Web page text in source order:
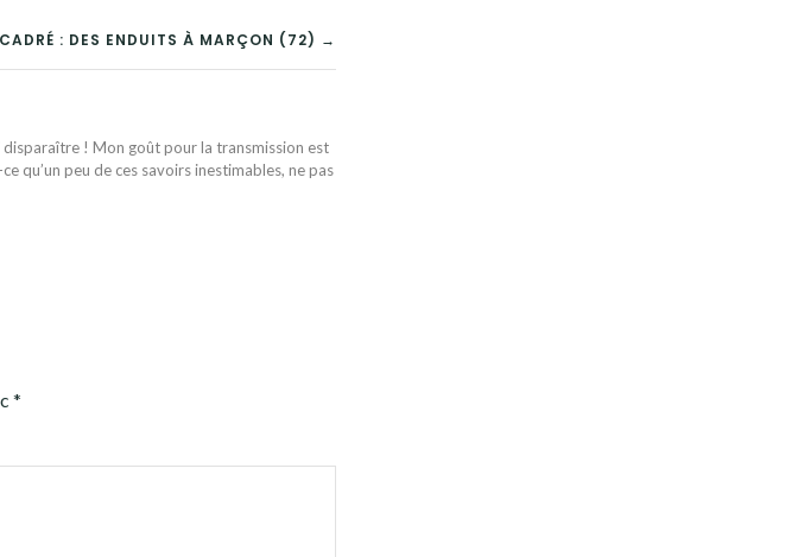
: DES ENDUITS À MARÇON (72) →
! Mon goût pour la transmission est
qu’un peu de ces savoirs inestimables, ne pas
*